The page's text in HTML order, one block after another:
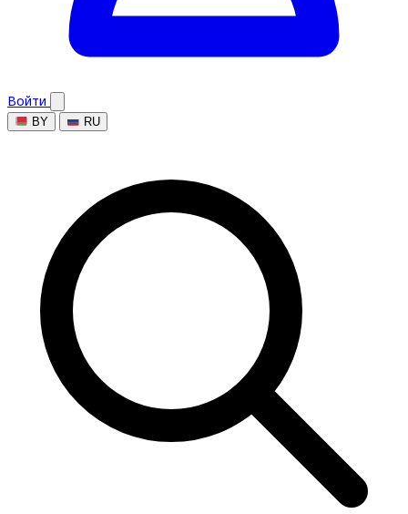
Войти
BY RU